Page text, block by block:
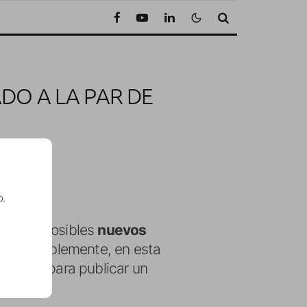
A LA PAR DE
los posibles nuevos
en esta
para publicar un